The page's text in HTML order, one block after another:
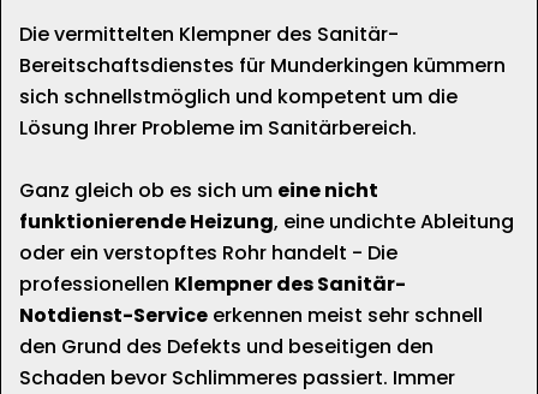
Die vermittelten Klempner des Sanitär-
Bereitschaftsdienstes für Munderkingen kümmern
sich schnellstmöglich und kompetent um die
Lösung Ihrer Probleme im Sanitärbereich.
Ganz gleich ob es sich um eine nicht
funktionierende Heizung, eine undichte Ableitung
oder ein verstopftes Rohr handelt - Die
professionellen Klempner des Sanitär-
Notdienst-Service erkennen meist sehr schnell
den Grund des Defekts und beseitigen den
Schaden bevor Schlimmeres passiert. Immer